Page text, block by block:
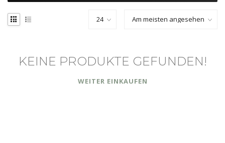
KEINE PRODUKTE GEFUNDEN!
WEITER EINKAUFEN